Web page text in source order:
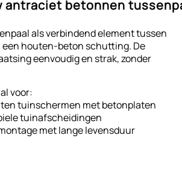
je eenvoudig schermen en
positie schuift. Dankzij de
behoudt de paal een robuuste,
die goed past bij diverse tuinstijlen.
2 sleuven
tuinschermen met betonplaat
staat voor vakmanschap,
scherpe prijzen. Dankzij onze ruime
bestelgemak start jij snel met bouwen
project.
antraciet betonnen
nette basis voor jouw
de beton tussenpaal antraciet
180 cm eenvoudig online bij Van Beek
als verbindend element tussen
houten-beton schutting. De
eenvoudig en strak, zonder
voor:
tuinschermen met betonplaten
tuinafscheidingen
met lange levensduur